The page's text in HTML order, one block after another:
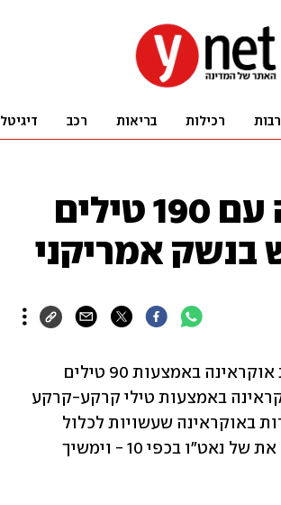
רכילות בריאות רכב דיגיטל
פוטין: תקפנו את אוקראינה עם 190 טילים
בנשק אמריקני